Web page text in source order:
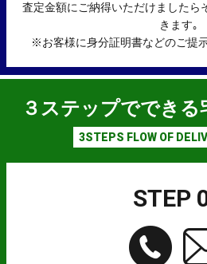
査定金額にご納得いただけましたら
きます｡
※お客様に身分証明書などのご提
３ステップでできる
3STEPS FLOW OF
STEP